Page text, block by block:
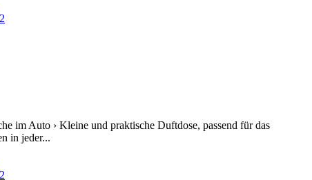
im Auto › Kleine und praktische Duftdose, passend für das
in jeder...